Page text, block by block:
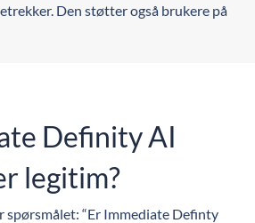
Den støtter også brukere på
Definity AI
legitim?
spørsmålet: “Er Immediate Definty